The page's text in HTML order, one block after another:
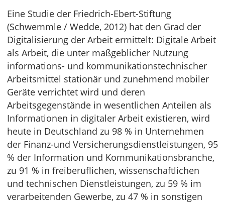
Eine Studie der Friedrich-Ebert-Stiftung
(Schwemmle / Wedde, 2012) hat den Grad der
Digitalisierung der Arbeit ermittelt: Digitale Arbeit
als Arbeit, die unter maßgeblicher Nutzung
informations- und kommunikationstechnischer
Arbeitsmittel stationär und zunehmend mobiler
Geräte verrichtet wird und deren
Arbeitsgegenstände in wesentlichen Anteilen als
Informationen in digitaler Arbeit existieren, wird
heute in Deutschland zu 98 % in Unternehmen
der Finanz-und Versicherungsdienstleistungen, 95
% der Information und Kommunikationsbranche,
zu 91 % in freiberuflichen, wissenschaftlichen
und technischen Dienstleistungen, zu 59 % im
verarbeitenden Gewerbe, zu 47 % in sonstigen